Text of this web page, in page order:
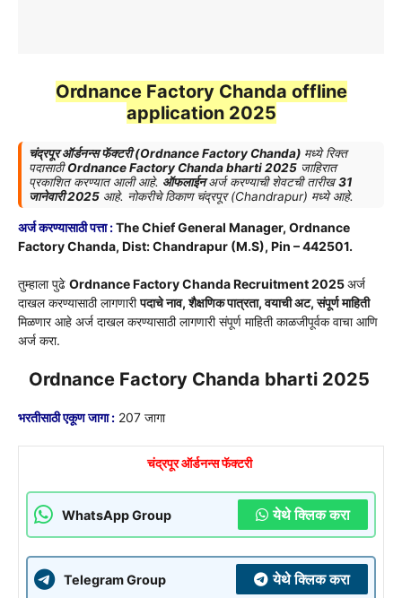
Ordnance Factory Chanda offline
application 2025
चंद्रपूर ऑर्डनन्स फॅक्टरी (Ordnance Factory Chanda) मध्ये रिक्त
पदासाठीOrdnance Factory Chanda bharti 2025 जाहिरात
प्रकाशित करण्यात आली आहे. ऑफलाईनअर्ज करण्याची शेवटची तारीख31
जानेवारी 2025 आहे. नोकरीचे ठिकाण चंद्रपूर (Chandrapur) मध्ये आहे.
अर्ज करण्यासाठी पत्ता :The Chief General Manager, Ordnance
Factory Chanda, Dist: Chandrapur (M.S), Pin – 442501.
तुम्हाला पुढे Ordnance Factory Chanda Recruitment 2025अर्ज
दाखल करण्यासाठी लागणारीपदाचे नाव, शैक्षणिक पात्रता, वयाची अट, संपूर्ण माहिती
मिळणार आहे अर्ज दाखल करण्यासाठी लागणारी संपूर्ण माहिती काळजीपूर्वक वाचा आणि
अर्ज करा.
Ordnance Factory Chanda bharti 2025
भरतीसाठी एकूण जागा : 207 जागा
चंद्रपूर ऑर्डनन्स फॅक्टरी
WhatsApp Group येथे क्लिक करा
Telegram Group येथे क्लिक करा